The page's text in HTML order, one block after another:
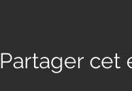
Partager cet